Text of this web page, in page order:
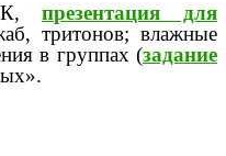
ПК,презентация для
тритонов; влажные
в группах (задание